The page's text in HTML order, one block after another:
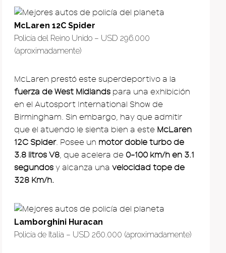
McLaren 12C Spider
Policía del Reino Unido – USD 296.000
(aproximadamente)
McLaren prestó este superdeportivo a la
fuerza de West Midlands para una exhibición
en el Autosport International Show de
Birmingham. Sin embargo, hay que admitir
que el atuendo le sienta bien a este McLaren
12C Spider. Posee un motor doble turbo de
3.8 litros V8, que acelera de 0-100 km/h en 3.1
segundos y alcanza una velocidad tope de
328 Km/h.
Lamborghini Huracan
Policía de Italia – USD 260.000 (aproximadamente)